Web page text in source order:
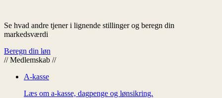
Se hvad andre tjener i lignende stillinger og beregn din
markedsværdi
Beregn din løn
// Medlemskab //
A-kasse
Læs om a-kasse, dagpenge og lønsikring.